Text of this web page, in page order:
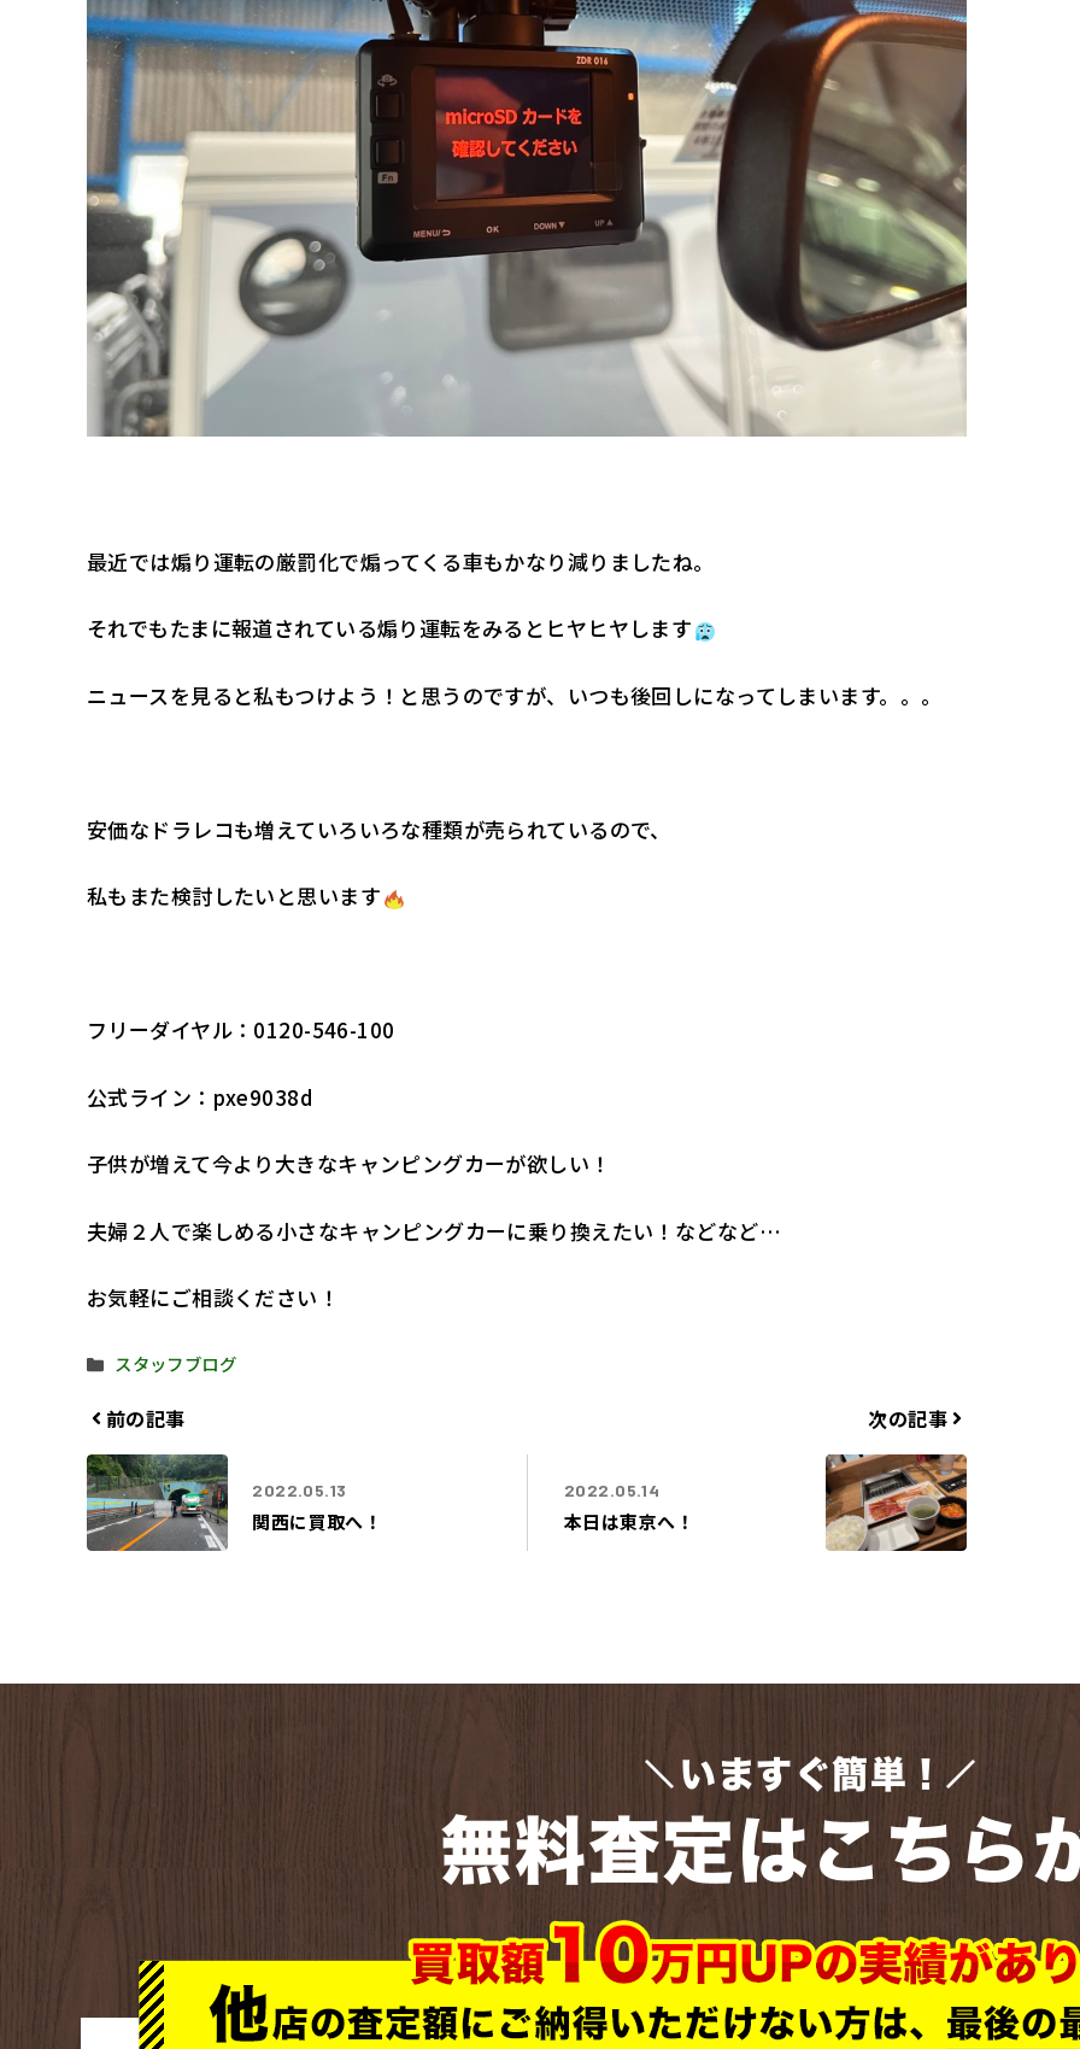
最近では煽り運転の厳罰化で煽ってくる車もかなり減りましたね。
それでもたまに報道されている煽り運転をみるとヒヤヒヤします
ニュースを見ると私もつけよう！と思うのですが、いつも後回しになってしまいます。。。
安価なドラレコも増えていろいろな種類が売られているので、
私もまた検討したいと思います
フリーダイヤル：0120-546-100
公式ライン：pxe9038d
子供が増えて今より大きなキャンピングカーが欲しい！
夫婦２人で楽しめる小さなキャンピングカーに乗り換えたい！などなど…
お気軽にご相談ください！
カ
ゴ
ー
スタッフブログ
前の記事
2022.05.13
関西に買取へ！
次の記事
2022.05.14
本日は東京へ！
いますぐ簡単！
無料査定はこちら